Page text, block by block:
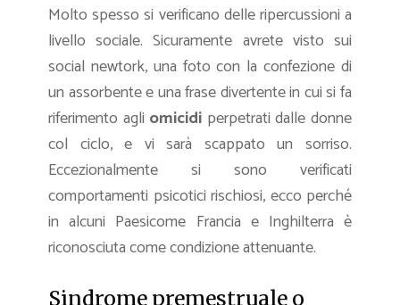
Molto spesso si verificano delle ripercussioni a
livello sociale. Sicuramente avrete visto sui
social newtork, una foto con la confezione di
un assorbente e una frase divertente in cui si fa
riferimento agli omicidi perpetrati dalle donne
col ciclo, e vi sarà scappato un sorriso.
Eccezionalmente si sono verificati
comportamenti psicotici rischiosi, ecco perché
in alcuni Paesicome Francia e Inghilterra è
riconosciuta come condizione attenuante.
Sindrome premestruale o